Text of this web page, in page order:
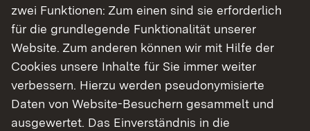
Welche Projekte und/oder besondere
Herausforderungen stehen 2026/2027 an?
zwei Funktionen: Zum einen sind sie erforderlich
für die grundlegende Funktionalität unserer
Website. Zum anderen können wir mit Hilfe der
Cookies unsere Inhalte für Sie immer weiter
verbessern. Hierzu werden pseudonymisierte
Daten von Website-Besuchern gesammelt und
ausgewertet. Das Einverständnis in die